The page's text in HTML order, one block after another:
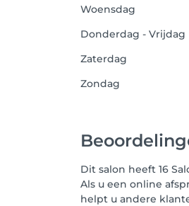
Woensdag
Donderdag - Vrijdag
Zaterdag
Zondag
Dit salon heeft 16
Als u een online
helpt u andere